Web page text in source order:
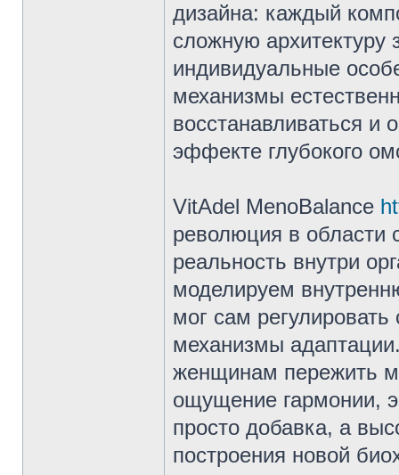
дизайна: каждый
сложную архитектуру
индивидуальные
механизмы
восстанавливаться и
эффекте глубокого
VitAdel MenoBalance
революция в области
реальность внутри
моделируем
мог сам
механизмы
женщинам пережить
ощущение гармонии,
просто добавка, а
построения новой